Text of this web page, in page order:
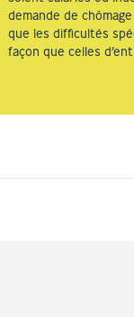
demande de
que les difficultés
façon que celles